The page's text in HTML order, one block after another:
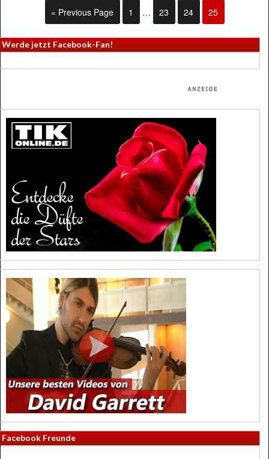
« Previous Page 1 … 23 24 25
Werde jetzt Facebook-Fan!
Facebook Freunde